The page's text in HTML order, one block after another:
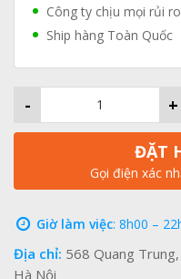
Công ty chịu mọi rủi
Ship hàng Toàn Quốc
+
-
ĐẶT
Gọi điện xác
Giờ làm việc: 8h00 –
Địa chỉ: 568 Quang
Hà Nội